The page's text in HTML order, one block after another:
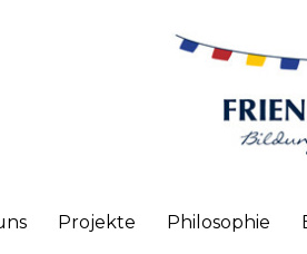
Projekte Philosophie